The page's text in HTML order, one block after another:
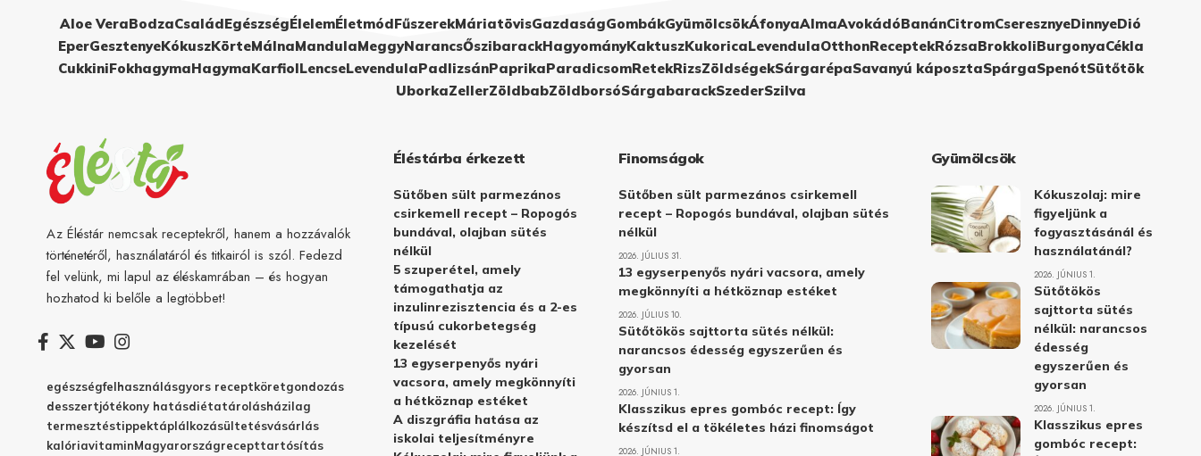
Aloe VeraBodzaCsaládEgészségÉlelemÉletmódFűszerekMáriatövisGazdaságGombákGyümölcsökÁfonyaAlmaAvokádóBanánCitromCseresznyeDinnyeDió
EperGesztenyeKókuszKörteMálnaMandulaMeggyNarancsŐszibarackHagyományKaktuszKukoricaLevendulaOtthonReceptekRózsaBrokkoliBurgonyaCékla
CukkiniFokhagymaHagymaKarfiolLencseLevendulaPadlizsánPaprikaParadicsomRetekRizsZöldségekSárgarépaSavanyú káposztaSpárgaSpenótSütőtök
UborkaZellerZöldbabZöldborsóSárgabarackSzederSzilva
Az Éléstár nemcsak receptekről, hanem a hozzávalók
történetéről, használatáról és titkairól is szól. Fedezd
fel velünk, mi lapul az éléskamrában – és hogyan
hozhatod ki belőle a legtöbbet!
egészségfelhasználásgyors receptköretgondozás
desszertjótékony hatásdiétatárolásházilag
termesztéstippektáplálkozásültetésvásárlás
kalóriavitaminMagyarországrecepttartósítás
Éléstárba érkezett
Sütőben sült parmezános
csirkemell recept – Ropogós
bundával, olajban sütés
nélkül
5 szuperétel, amely
támogathatja az
inzulinrezisztencia és a 2-es
típusú cukorbetegség
kezelését
13 egyserpenyős nyári
vacsora, amely megkönnyíti
a hétköznap estéket
A diszgráfia hatása az
iskolai teljesítményre
Finomságok
Sütőben sült parmezános csirkemell
recept – Ropogós bundával, olajban sütés
nélkül
2026. JÚLIUS 31.
13 egyserpenyős nyári vacsora, amely
megkönnyíti a hétköznap estéket
2026. JÚLIUS 10.
Sütőtökös sajttorta sütés nélkül:
narancsos édesség egyszerűen és
gyorsan
2026. JÚNIUS 1.
Klasszikus epres gombóc recept: Így
készítsd el a tökéletes házi finomságot
2026. JÚNIUS 1.
Gyümölcsök
Kókuszolaj: mire
figyeljünk a
fogyasztásánál és
használatánál?
2026. JÚNIUS 1.
Sütőtökös
sajttorta sütés
nélkül: narancsos
édesség
egyszerűen és
gyorsan
2026. JÚNIUS 1.
Klasszikus epres
gombóc recept: